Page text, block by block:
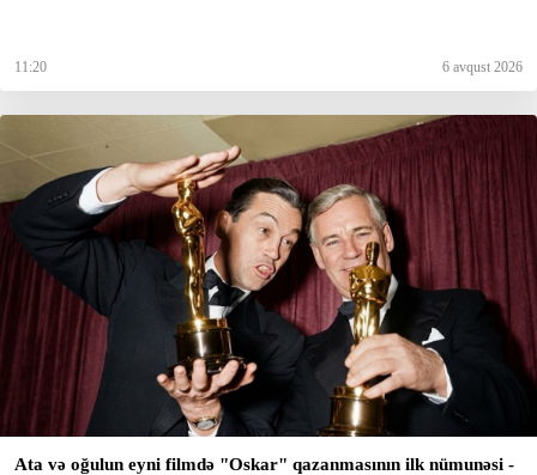
11:20 6 avqust 2026
Ata və oğulun eyni filmdə "Oskar" qazanmasının ilk nümunəsi -